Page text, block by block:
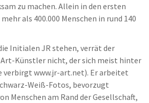
zu machen. Allein in den ersten
als 400.000 Menschen in rund 140
Initialen JR stehen, verrät der
Künstler nicht, der sich meist hinter
verbirgt www.jr-art.net). Er arbeitet
Weiß-Fotos, bevorzugt
Menschen am Rand der Gesellschaft,